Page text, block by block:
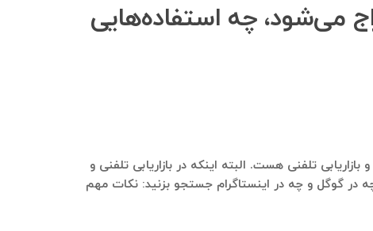
می‌شود، چه استفاده‌هایی
تلفنی هست. البته اینکه در بازاریابی تلفنی و
در گوگل و چه در اینستاگرام جستجو بزنید: نکات مهم